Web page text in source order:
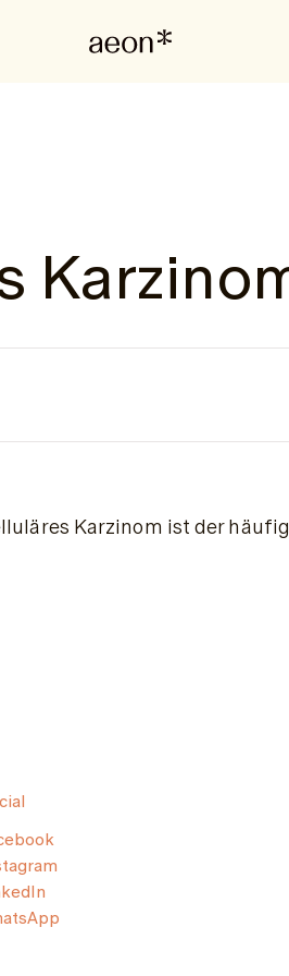
Karzinom ist der